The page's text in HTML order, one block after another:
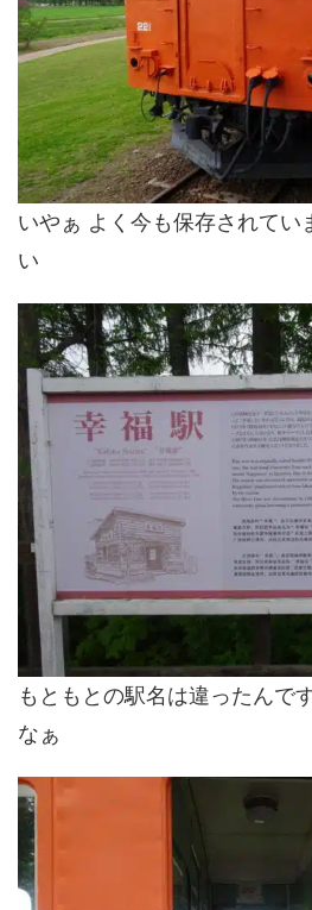
いやぁ よく今も保存されてい
い
もともとの駅名は違ったんで
なぁ